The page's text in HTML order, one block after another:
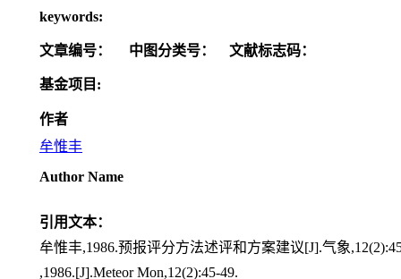
keywords:
文章编号： 中图分类号： 文献标志码：
基金项目:
作者
牟惟丰
Author Name
引用文本：
牟惟丰,1986.预报评分方法述评和方案建议[J].气象
,1986.[J].Meteor Mon,12(2):45-49.